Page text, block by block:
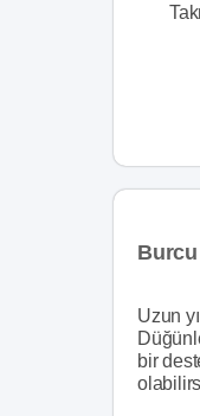
Burcu
Uzun
bir